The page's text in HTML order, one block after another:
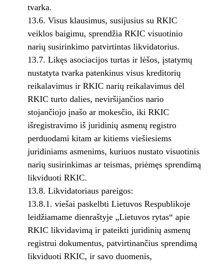
tvarka.
13.6. Visus klausimus, susijusius su RKIC
veiklos baigimu, sprendžia RKIC visuotinio
narių susirinkimo patvirtintas likvidatorius.
13.7. Likęs asociacijos turtas ir lėšos, įstatymų
nustatyta tvarka patenkinus visus kreditorių
reikalavimus ir RKIC narių reikalavimus dėl
RKIC turto dalies, neviršijančios nario
stojančiojo įnašo ar mokesčio, iki RKIC
išregistravimo iš juridinių asmenų registro
perduodami kitam ar kitiems viešiesiems
juridiniams asmenims, kuriuos nustato visuotinis
narių susirinkimas ar teismas, priėmęs sprendimą
likviduoti RKIC.
13.8. Likvidatoriaus pareigos:
13.8.1. viešai paskelbti Lietuvos Respublikoje
leidžiamame dienraštyje „Lietuvos rytas“ apie
RKIC likvidavimą ir pateikti juridinių asmenų
registrui dokumentus, patvirtinančius sprendimą
likviduoti RKIC, ir savo duomenis,